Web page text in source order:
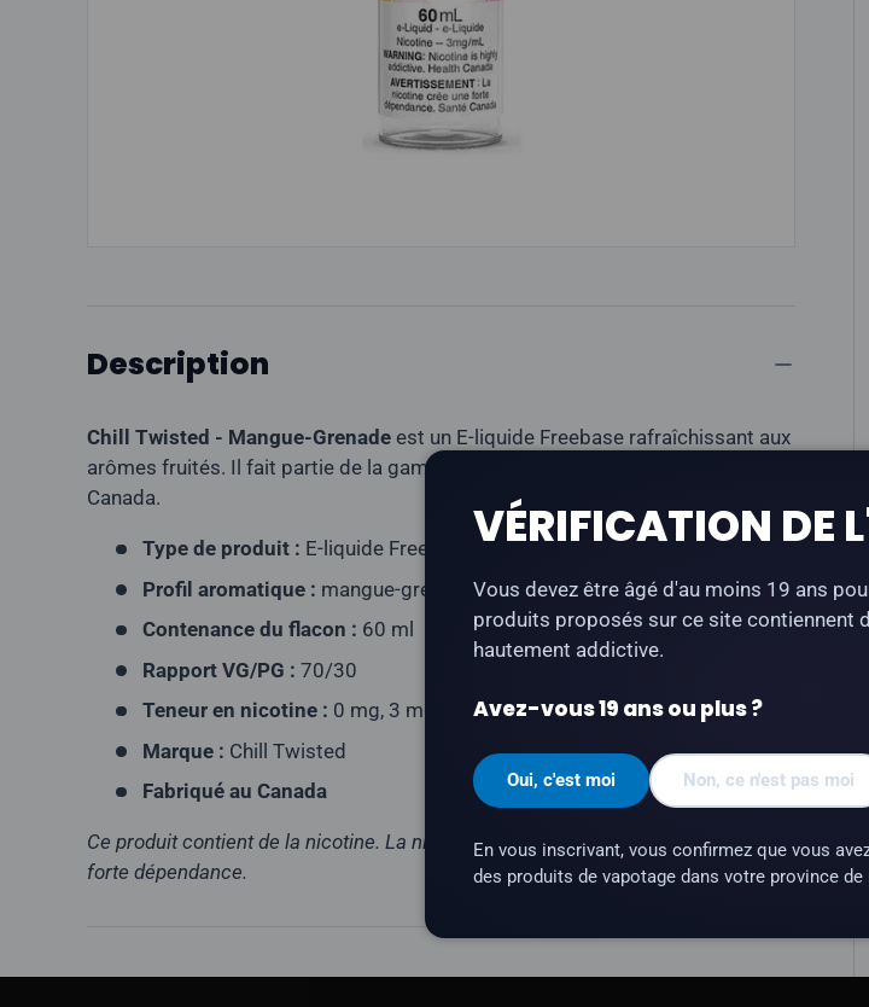
Description
Chill Twisted - Mangue-Grenade est un E-liquide Freebase rafraîchissant aux
arômes fruités. Il fait partie de la gamme Chill Twisted, fièrement élaborée au
Canada.
Type de produit : E-liquide Freebase
Profil aromatique : mangue-grenade
Contenance du flacon : 60 ml
Rapport VG/PG : 70/30
Teneur en nicotine : 0 mg, 3 mg, 6 mg, 12 mg
Marque : Chill Twisted
Fabriqué au Canada
Ce produit contient de la nicotine. La nicotine est une substance qui crée une
forte dépendance.
VÉRIFICATION DE
Vous devez être âgé d'au moins 19 ans
produits proposés sur ce site contiennent
hautement addictive.
Avez-vous 19 ans ou plus ?
Oui, c'est moi Non, ce n'est pas moi
En vous inscrivant, vous confirmez que vous
des produits de vapotage dans votre province de